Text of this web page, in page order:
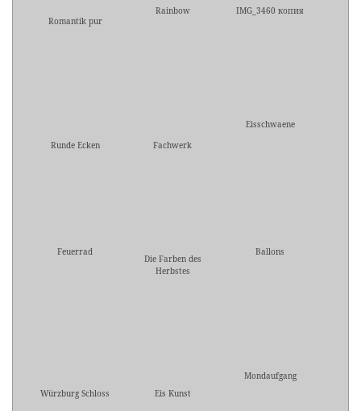
Romantik pur
Rainbow IMG_3460 копия
Runde Ecken Fachwerk
Eisschwaene
Feuerrad
Die Farben des
Herbstes
Ballons
Würzburg Schloss Eis Kunst
Mondaufgang